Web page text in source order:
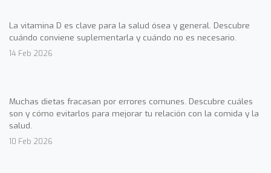
La vitamina D es clave para la salud ósea y general. Descubre
cuándo conviene suplementarla y cuándo no es necesario.
14 Feb 2026
Muchas dietas fracasan por errores comunes. Descubre cuáles
son y cómo evitarlos para mejorar tu relación con la comida y la
salud.
10 Feb 2026